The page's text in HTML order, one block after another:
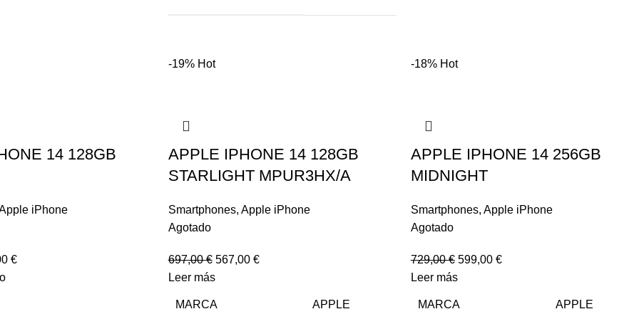
14 128GB
iPhone
€
-19% Hot
APPLE IPHONE 14 128GB
STARLIGHT MPUR3HX/A
Smartphones, Apple iPhone
Agotado
697,00€ 567,00 €
Leer más
MARCA APPLE
-18% Hot
APPLE IPHONE 14 256GB
MIDNIGHT
Smartphones, Apple iPhone
Agotado
729,00€ 599,00 €
Leer más
MARCA APPLE